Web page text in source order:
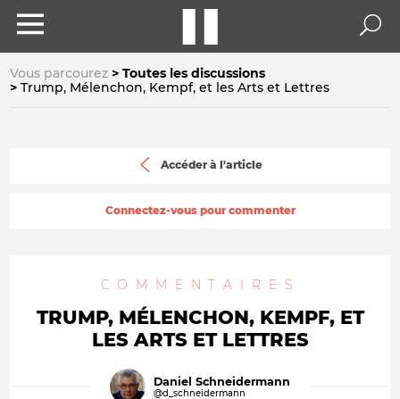
Vous parcourez
Toutes les discussions
Trump, Mélenchon, Kempf, et les Arts et Lettres
Accéder à l'article
Connectez-vous pour commenter
COMMENTAIRES
TRUMP, MÉLENCHON, KEMPF, ET
LES ARTS ET LETTRES
Daniel Schneidermann
@d_schneidermann